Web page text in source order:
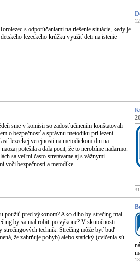
s odporúčaniami na riešenie situácie, kedy je
lezeckého krúžku využiť deti na istenie
sme v komisii so zadosťučinením konštatovali
o bezpečnosť a správnu metodiku pri lezení.
lezeckej verejnosti na metodickom dni na
potešila a dala pocit, že to nerobíme nadarmo.
sa veľmi často stretávame aj s vážnymi
voči bezpečnosti a metodike.
použiť pred výkonom? Ako dlho by strečing mal
by sa mal robiť po výkone? V skutočnosti
strečingových techník. Strečing môže byť buď
že zahrňuje pohyb) alebo statický (cvičenia sú